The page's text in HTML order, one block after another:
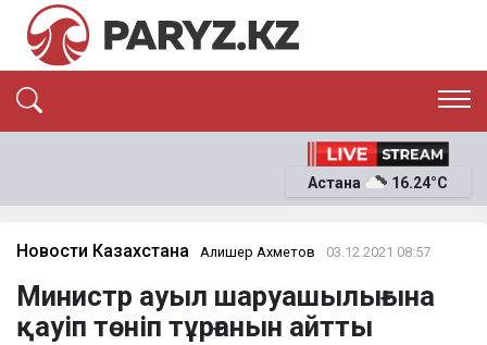
ЭКОНОМИКА
ОҚИҒА
News
Астана 16.24°C
Новости Казахстана Алишер Ахметов 03.12.2021 08:57
Министр ауыл шаруашылығына
қауіп төніп тұрғанын айтты